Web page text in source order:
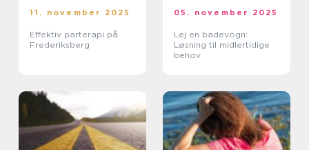
11. november 2025
Effektiv parterapi på
Frederiksberg
05. november 2025
Lej en badevogn:
Løsning til midlertidige
behov